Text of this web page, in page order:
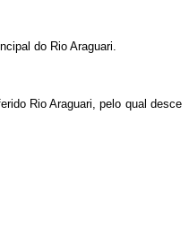
do Rio Araguari.
Rio Araguari, pelo qual desce